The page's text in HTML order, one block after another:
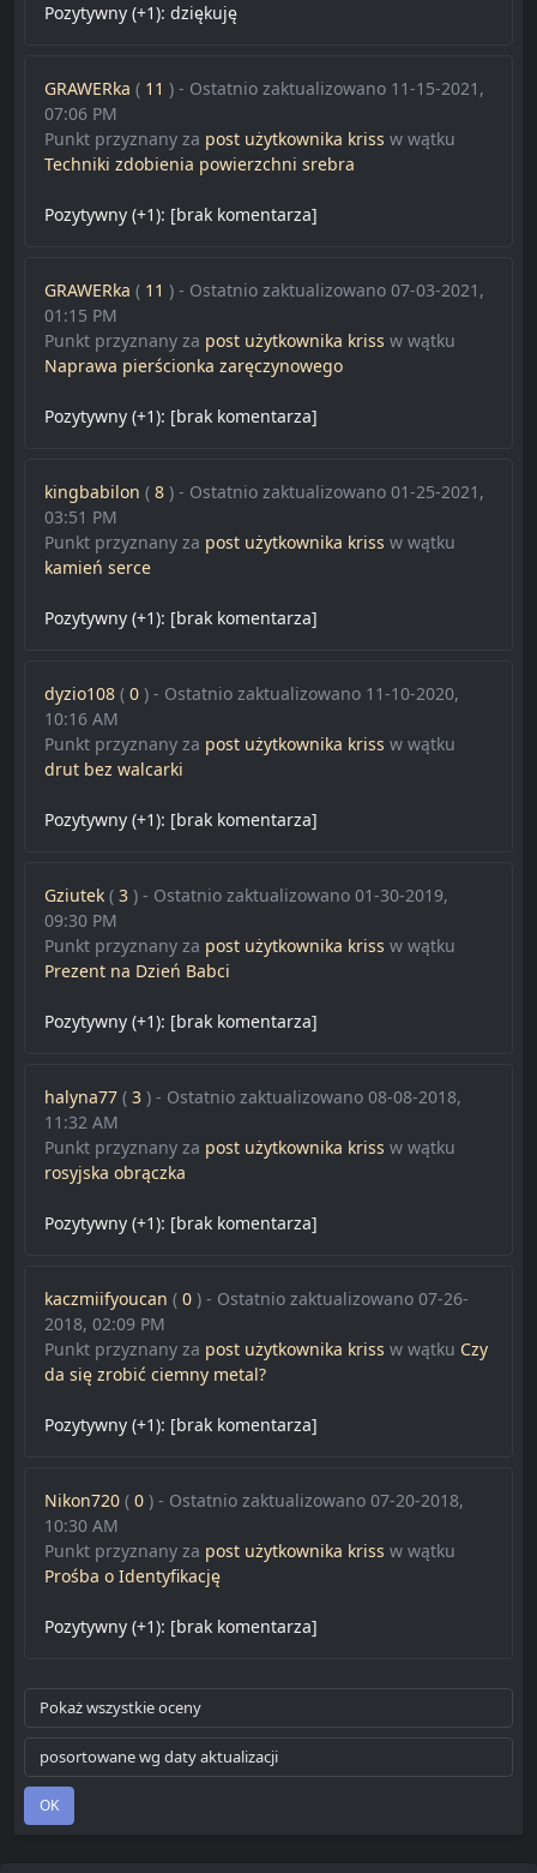
Pozytywny (+1): dziękuję
GRAWERka ( 11 ) - Ostatnio zaktualizowano 11-15-2021,
07:06 PM
Punkt przyznany za post użytkownika kriss w wątku
Techniki zdobienia powierzchni srebra
Pozytywny (+1): [brak komentarza]
GRAWERka ( 11 ) - Ostatnio zaktualizowano 07-03-2021,
01:15 PM
Punkt przyznany za post użytkownika kriss w wątku
Naprawa pierścionka zaręczynowego
Pozytywny (+1): [brak komentarza]
kingbabilon ( 8 ) - Ostatnio zaktualizowano 01-25-2021,
03:51 PM
Punkt przyznany za post użytkownika kriss w wątku
kamień serce
Pozytywny (+1): [brak komentarza]
dyzio108 ( 0 ) - Ostatnio zaktualizowano 11-10-2020,
10:16 AM
Punkt przyznany za post użytkownika kriss w wątku
drut bez walcarki
Pozytywny (+1): [brak komentarza]
Gziutek ( 3 ) - Ostatnio zaktualizowano 01-30-2019,
09:30 PM
Punkt przyznany za post użytkownika kriss w wątku
Prezent na Dzień Babci
Pozytywny (+1): [brak komentarza]
halyna77 ( 3 ) - Ostatnio zaktualizowano 08-08-2018,
11:32 AM
Punkt przyznany za post użytkownika kriss w wątku
rosyjska obrączka
Pozytywny (+1): [brak komentarza]
kaczmiifyoucan ( 0 ) - Ostatnio zaktualizowano 07-26-
2018, 02:09 PM
Punkt przyznany za post użytkownika kriss w wątku Czy
da się zrobić ciemny metal?
Pozytywny (+1): [brak komentarza]
Nikon720 ( 0 ) - Ostatnio zaktualizowano 07-20-2018,
10:30 AM
Punkt przyznany za post użytkownika kriss w wątku
Prośba o Identyfikację
Pozytywny (+1): [brak komentarza]